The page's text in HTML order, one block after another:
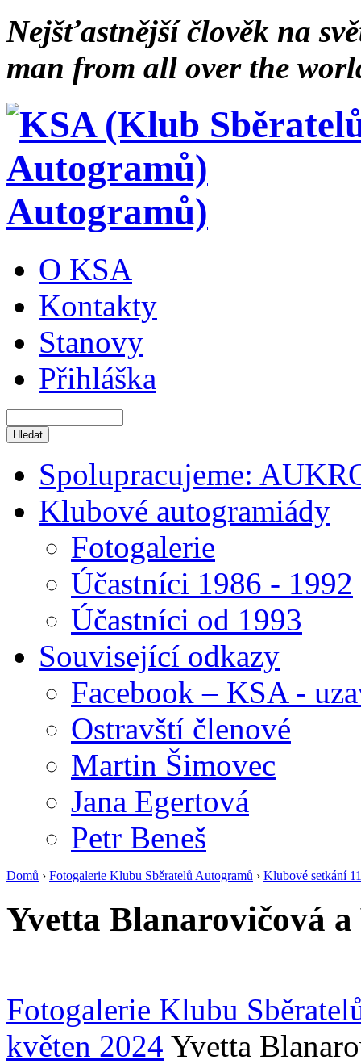
Nejšťastnější člověk na
man from all over the
Autogramů)
O KSA
Kontakty
Stanovy
Přihláška
Spolupracujeme:
Klubové autogramiády
Fotogalerie
Účastníci 1986 - 1992
Účastníci od 1993
Související odkazy
Facebook – KSA -
Ostravští členové
Martin Šimovec
Jana Egertová
Petr Beneš
Domů › Fotogalerie Klubu Sběratelů Autogramů › Klubové setkání
Yvetta Blanarovičová
Fotogalerie Klubu
květen 2024 Yvetta